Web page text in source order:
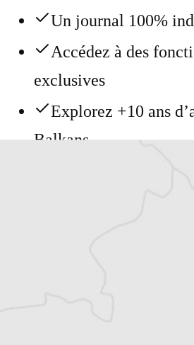
Un journal 100%
Accédez à des
exclusives
Explorez +10 ans
Balkans